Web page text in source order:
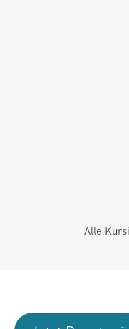
Alle